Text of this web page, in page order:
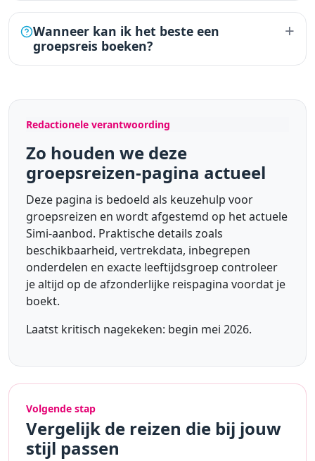
Wanneer kan ik het beste een
groepsreis boeken?
+
Redactionele verantwoording
Zo houden we deze
groepsreizen-pagina actueel
Deze pagina is bedoeld als keuzehulp voor
groepsreizen en wordt afgestemd op het actuele
Simi-aanbod. Praktische details zoals
beschikbaarheid, vertrekdata, inbegrepen
onderdelen en exacte leeftijdsgroep controleer
je altijd op de afzonderlijke reispagina voordat je
boekt.
Laatst kritisch nagekeken: begin mei 2026.
Volgende stap
Vergelijk de reizen die bij jouw
stijl passen